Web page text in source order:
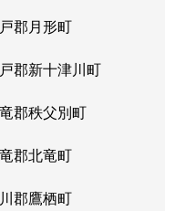
郡月形町
郡新十津川町
郡秩父別町
郡北竜町
郡鷹栖町